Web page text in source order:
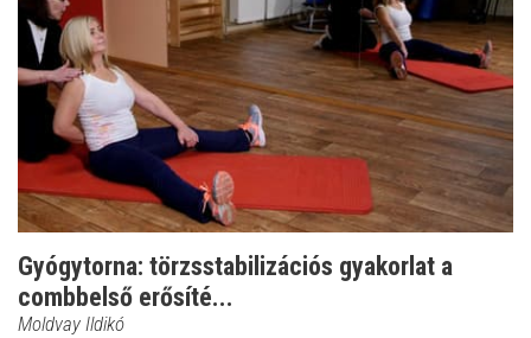
Gyógytorna: törzsstabilizációs gyakorlat a
combbelső erősíté...
Moldvay Ildikó